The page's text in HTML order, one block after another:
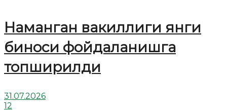
Наманган вакиллиги янги
биноси фойдаланишга
топширилди
31.07.2026
12